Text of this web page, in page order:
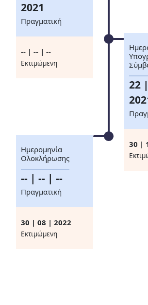
2021
Πραγματική
-- | -- | --
Eκτιμώμενη
22
30 |
Ημερομηνία
Ολοκλήρωσης
-- | -- | --
Πραγματική
30 | 08 | 2022
Eκτιμώμενη